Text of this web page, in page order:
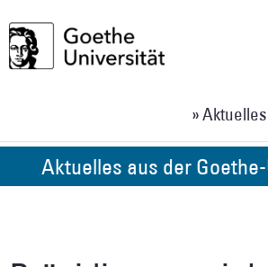
» Aktuelles
Aktuelles aus der